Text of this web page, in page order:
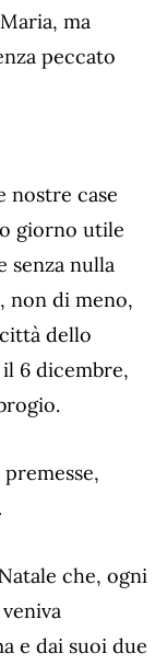
ma
peccato
nostre case
giorno utile
senza nulla
non di meno,
dello
6 dicembre,
che, ogni
e dai suoi due